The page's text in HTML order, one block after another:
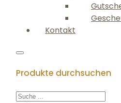
Kontakt
Produkte durchsuchen